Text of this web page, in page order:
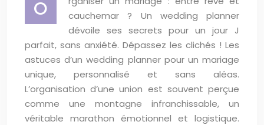
O
cauchemar ? Un wedding planner
dévoile ses secrets pour un jour J
parfait, sans anxiété. Dépassez les clichés ! Les
astuces d’un wedding planner pour un mariage
unique, personnalisé et sans aléas.
L’organisation d’une union est souvent perçue
comme une montagne infranchissable, un
véritable marathon émotionnel et logistique.